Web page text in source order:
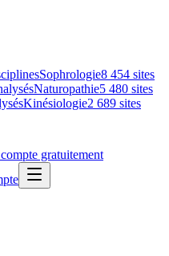
Sophrologie8 454 sites
Naturopathie5 480 sites
Kinésiologie2 689 sites
gratuitement